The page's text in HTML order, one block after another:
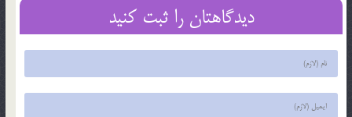
دیدگاهتان را ثبت کنید